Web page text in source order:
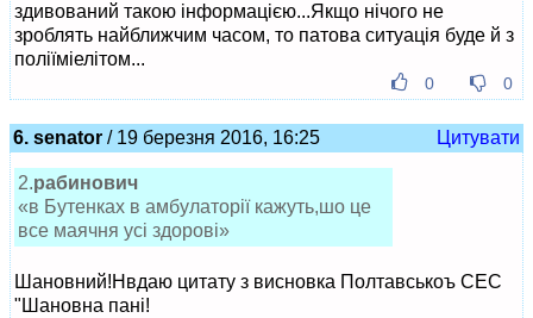
здивований такою інформацією...Якщо нічого не
зроблять найближчим часом, то патова ситуація буде й з
поліїміелітом...
0 0
6. senator / 19 березня 2016, 16:25 Цитувати
2.рабинович
«в Бутенках в амбулаторії кажуть,шо це
все маячня усі здорові»
Шановний!Нвдаю цитату з висновка Полтавськоъ СЕС
"Шановна пані!